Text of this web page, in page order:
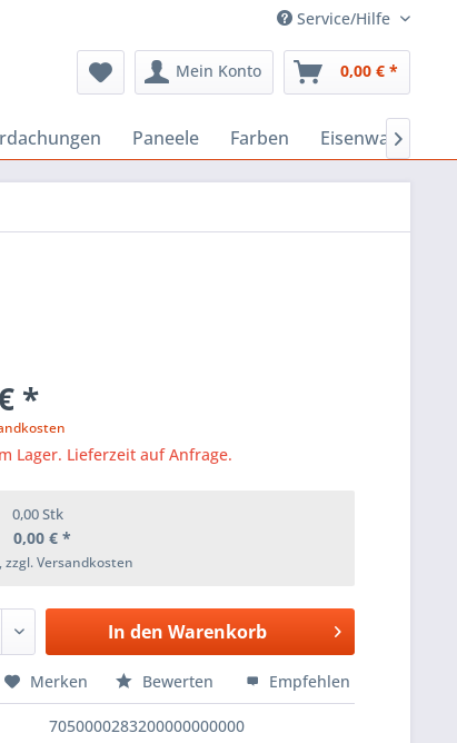
Service/Hilfe
Mein Konto 0,00 € *
Paneele Farben Eisenwaren

*
Lager. Lieferzeit auf Anfrage.
0,00Stk
0,00 € *
Versandkosten
In den Warenkorb
Merken Bewerten Empfehlen
7050000283200000000000